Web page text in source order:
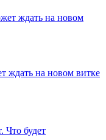
ждать на новом витке